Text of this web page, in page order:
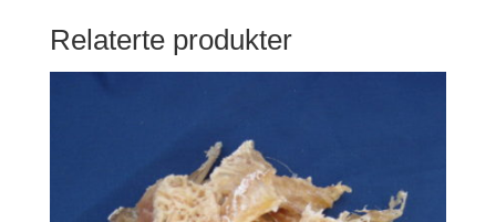
Relaterte produkter